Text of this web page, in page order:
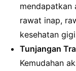
mendapatkan
rawat inap,
kesehatan
Tunjangan
Kemudahan